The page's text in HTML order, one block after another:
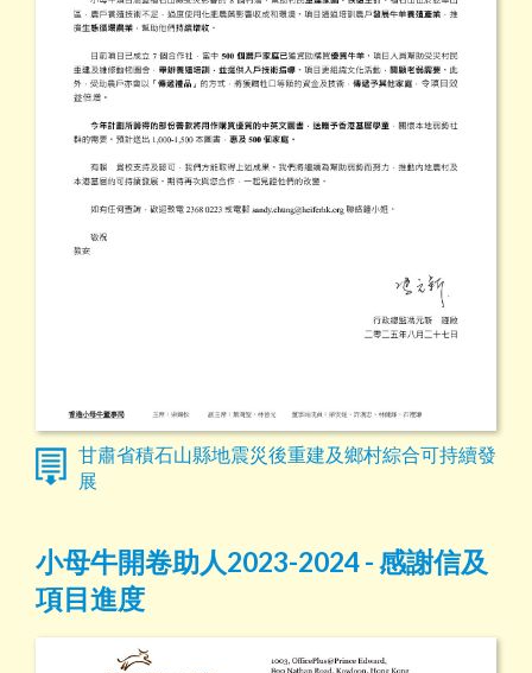
甘肅省積石山縣地震災後重建及鄉村綜合可持續發
展
小母牛開卷助人2023-2024 - 感謝信及
項目進度